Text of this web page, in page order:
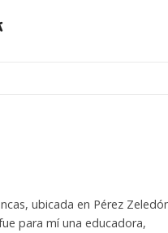
ubicada en Pérez
para mí una educadora,